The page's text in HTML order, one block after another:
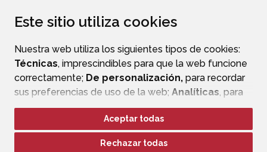
Este sitio utiliza cookies
Nuestra web utiliza los siguientes tipos de cookies:
Técnicas, imprescindibles para que la web funcione
correctamente; De personalización, para recordar
sus preferencias de uso de la web; Analíticas, para
mejorar el funcionamiento de la web y sus servicios.
Si acepta pulsando el botón“Aceptar todas”
consideramos que acepta su uso. Si pulsa el botón
Aceptar todas
Rechazar todas